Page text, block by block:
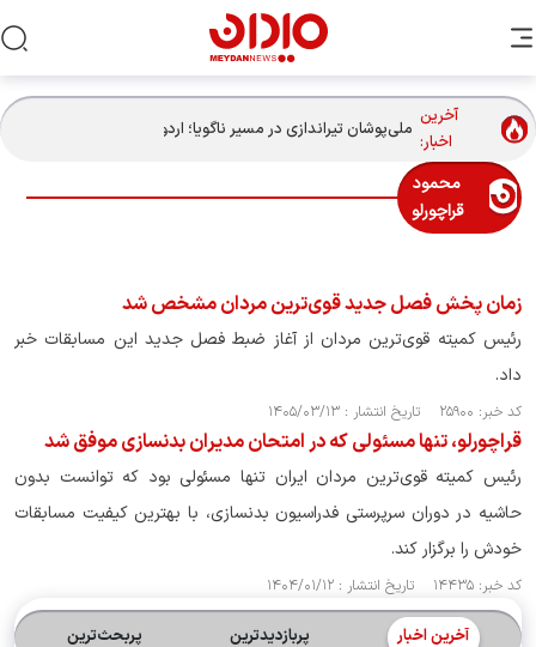
آخرین
اخبار:
ملی‌پوشان تیراندازی در مسیر ناگویا؛ اردوی تراپ در تهران، تفنگ و
محمود
قراچورلو
زمان پخش فصل جدید قوی‌ترین مردان مشخص شد
رئیس کمیته قوی‌ترین مردان از آغاز ضبط فصل جدید این مسابقات خبر
داد.
کد خبر: ۲۵۹۰۰ تاریخ انتشار : ۱۴۰۵/۰۳/۱۳
قراچورلو، تنها مسئولی که در امتحان مدیران بدنسازی موفق شد
رئیس کمیته قوی‌ترین مردان ایران تنها مسئولی بود که توانست بدون
حاشیه در دوران سرپرستی فدراسیون بدنسازی، با بهترین کیفیت مسابقات
خودش را برگزار کند.
کد خبر: ۱۴۴۳۵ تاریخ انتشار : ۱۴۰۴/۰۱/۱۲
آخرین اخبار پربازدیدترین پربحث‌ترین‌